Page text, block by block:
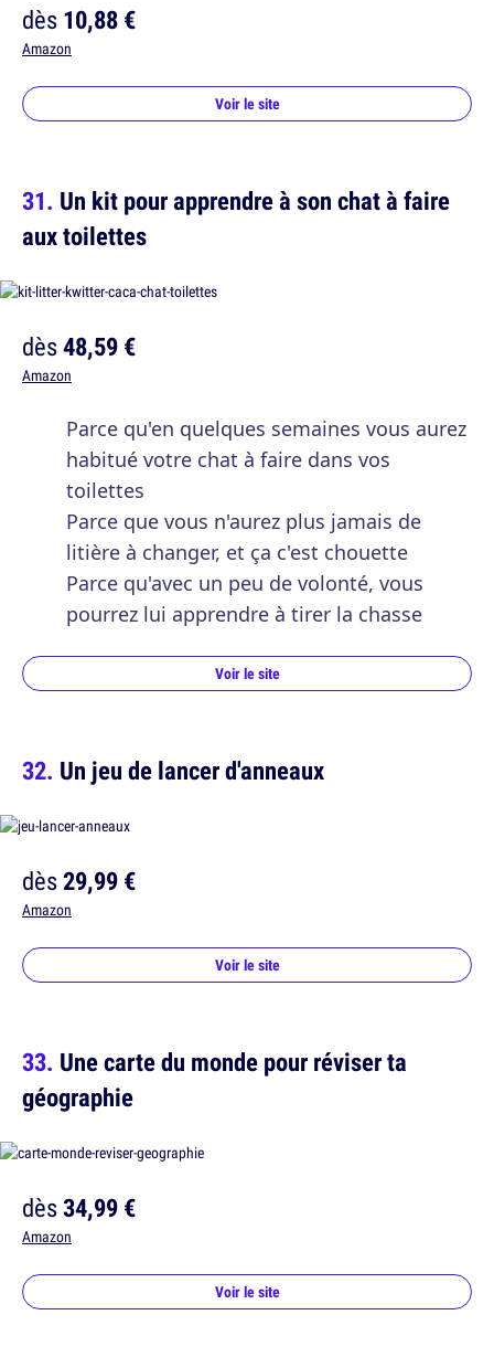
dès10,88 €
Amazon
Voir le site
Un kit pour apprendre à son chat à faire
aux toilettes
dès48,59 €
Amazon
Parce qu'en quelques semaines vous aurez
habitué votre chat à faire dans vos
toilettes
Parce que vous n'aurez plus jamais de
litière à changer, et ça c'est chouette
Parce qu'avec un peu de volonté, vous
pourrez lui apprendre à tirer la chasse
Voir le site
Un jeu de lancer d'anneaux
dès29,99 €
Amazon
Voir le site
Une carte du monde pour réviser ta
géographie
dès34,99 €
Amazon
Voir le site